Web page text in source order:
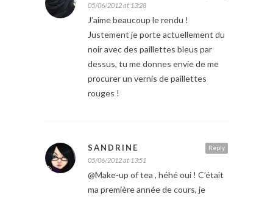
05/06/2012 at 13:28
J’aime beaucoup le rendu !
Justement je porte actuellement du
noir avec des paillettes bleus par
dessus, tu me donnes envie de me
procurer un vernis de paillettes
rouges !
Reply
SANDRINE
05/06/2012 at 13:51
@Make-up of tea , héhé oui ! C’était
ma première année de cours, je